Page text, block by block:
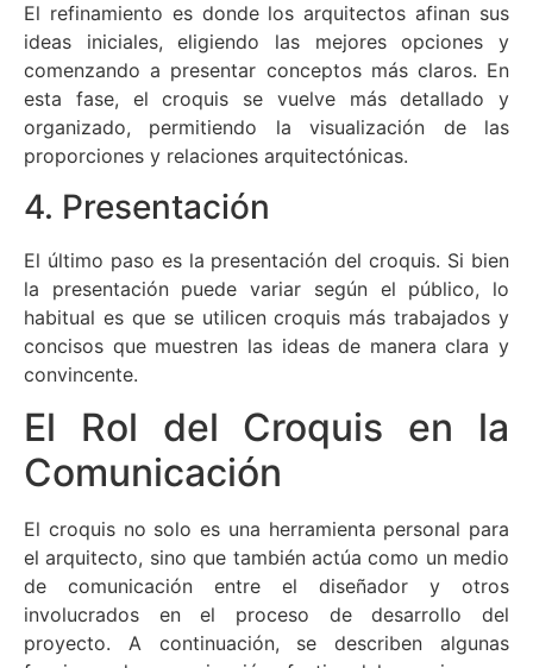
El refinamiento es donde los arquitectos afinan sus
ideas iniciales, eligiendo las mejores opciones y
comenzando a presentar conceptos más claros. En
esta fase, el croquis se vuelve más detallado y
organizado, permitiendo la visualización de las
proporciones y relaciones arquitectónicas.
4. Presentación
El último paso es la presentación del croquis. Si bien
la presentación puede variar según el público, lo
habitual es que se utilicen croquis más trabajados y
concisos que muestren las ideas de manera clara y
convincente.
El Rol del Croquis en la
Comunicación
El croquis no solo es una herramienta personal para
el arquitecto, sino que también actúa como un medio
de comunicación entre el diseñador y otros
involucrados en el proceso de desarrollo del
proyecto. A continuación, se describen algunas